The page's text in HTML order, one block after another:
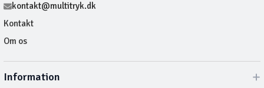
kontakt@multitryk.dk
Kontakt
Om os
Information